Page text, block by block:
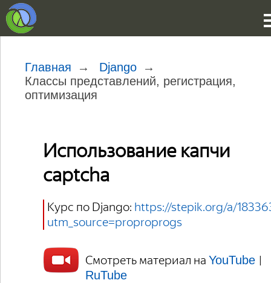
Главная
Django
Классы представлений, регистрация,
оптимизация
Использование капчи
captcha
Курс по Django: https://stepik.org/a/
utm_source=proproprogs
Смотреть материал на YouTube |
RuTube